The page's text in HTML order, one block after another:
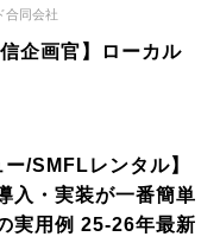
合同会社
企画官】ローカル
/SMFLレンタル】
入・実装が一番簡単
実用例 25-26年最新